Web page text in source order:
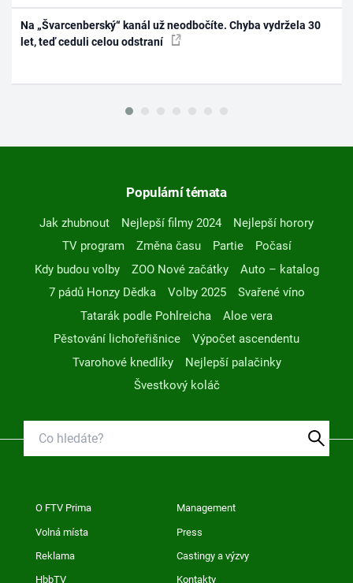
Na „Švarcenberský“ kanál už neodbočíte. Chyba vydržela 30
let, teď ceduli celou odstraní
Populární témata
Jak zhubnout Nejlepší filmy 2024
Nejlepší horory
TV program
Změna času Partie
Počasí
Kdy budou volby
ZOO Nové začátky
Auto – katalog
7 pádů Honzy Dědka
Volby 2025
Svařené víno
Tatarák podle Pohlreicha
Aloe vera
Pěstování lichořeřišnice
Výpočet ascendentu
Tvarohové knedlíky
Nejlepší palačinky
Švestkový koláč
O FTV Prima Management
Volná místa Press
Reklama Castingy a výzvy
HbbTV Kontakty